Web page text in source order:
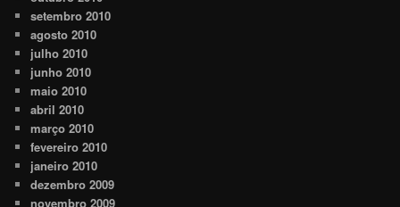
setembro 2010
agosto 2010
julho 2010
junho 2010
maio 2010
abril 2010
março 2010
fevereiro 2010
janeiro 2010
dezembro 2009
novembro 2009